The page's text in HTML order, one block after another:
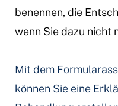
benennen, die
wenn Sie dazu nicht
Mit dem
können Sie eine